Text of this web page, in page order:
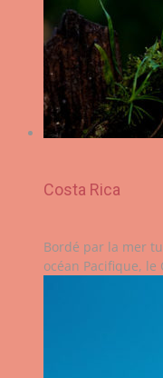
Costa Rica
Bordé par la mer
océan Pacifique, le